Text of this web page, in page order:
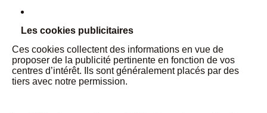
Les cookies publicitaires
Ces cookies collectent des informations en vue de
proposer de la publicité pertinente en fonction de vos
centres d’intérêt. Ils sont généralement placés par des
tiers avec notre permission.